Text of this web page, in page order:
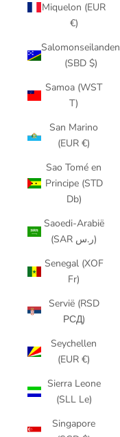
Miquelon (EUR
€)
Salomonseilanden
(SBD $)
Samoa (WST
T)
San Marino
(EUR €)
Sao Tomé en
Principe (STD
Db)
Saoedi-Arabië
(SAR ر.س)
Senegal (XOF
Fr)
Servië (RSD
РСД)
Seychellen
(EUR €)
Sierra Leone
(SLL Le)
Singapore